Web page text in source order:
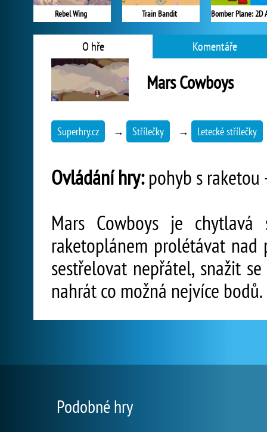
Rebel Wing Train Bandit
O hře Komentáře
Mars Cowboys
Superhry.cz → Střílečky → Letecké střílečky
Ovládání hry:pohyb s raketou
Mars Cowboys je
raketoplánem prolétávat nad
sestřelovat nepřátel, snažit
nahrát co možná nejvíce bodů.
Podobné hry